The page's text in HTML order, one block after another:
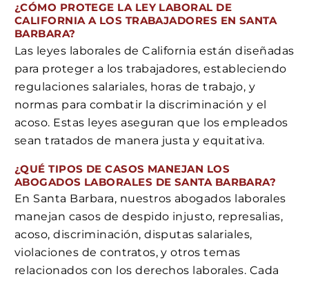
¿CÓMO PROTEGE LA LEY LABORAL DE
CALIFORNIA A LOS TRABAJADORES EN SANTA
BARBARA?
Las leyes laborales de California están diseñadas
para proteger a los trabajadores, estableciendo
regulaciones salariales, horas de trabajo, y
normas para combatir la discriminación y el
acoso. Estas leyes aseguran que los empleados
sean tratados de manera justa y equitativa.
¿QUÉ TIPOS DE CASOS MANEJAN LOS
ABOGADOS LABORALES DE SANTA BARBARA?
En Santa Barbara, nuestros abogados laborales
manejan casos de despido injusto, represalias,
acoso, discriminación, disputas salariales,
violaciones de contratos, y otros temas
relacionados con los derechos laborales. Cada